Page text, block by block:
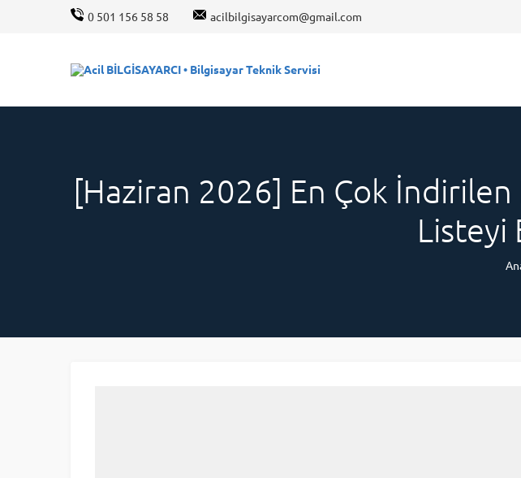
0 501 156 58 58 acilbilgisayarcom@gmail.com
[Haziran 2026] En Çok İndirilen
Listeyi